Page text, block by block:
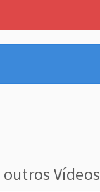
Vídeos